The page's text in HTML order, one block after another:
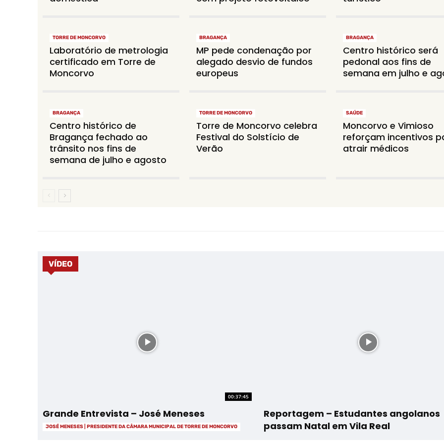
TORRE DE MONCORVO
Laboratório de metrologia
certificado em Torre de
Moncorvo
BRAGANÇA
MP pede condenação por
alegado desvio de fundos
europeus
BRAGANÇA
Centro histórico será
pedonal aos fins de
semana em julho e
BRAGANÇA
Centro histórico de
Bragança fechado ao
trânsito nos fins de
semana de julho e agosto
TORRE DE MONCORVO
Torre de Moncorvo celebra
Festival do Solstício de
Verão
SAÚDE
Moncorvo e Vimioso
reforçam incentivos
atrair médicos
VÍDEO
00:37:45
Grande Entrevista – José Meneses
JOSÉ MENESES | PRESIDENTE DA CÂMARA MUNICIPAL DE TORRE DE MONCORVO
Reportagem – Estudantes angolanos
passam Natal em Vila Real